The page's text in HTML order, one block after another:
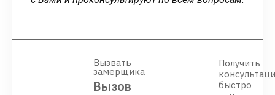
Вызвать
замерщика
Вызов
Получить
быстро